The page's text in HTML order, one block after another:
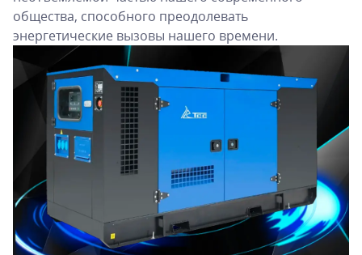
общества, способного преодолевать
энергетические вызовы нашего времени.